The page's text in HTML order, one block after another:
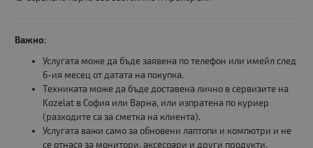
Важно:
Услугата може да бъде заявена по телефон или имейл след
6-ия месец от датата на покупка.
Техниката може да бъде доставена лично в сервизите на
Kozelat в София или Варна, или изпратена по куриер
(разходите са за сметка на клиента).
Услугата важи само за обновени лаптопи и компютри и не
се отнася за монитори, аксесоари и други продукти.